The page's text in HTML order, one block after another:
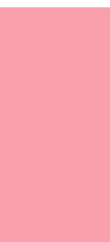
ウント
ント公式アカウント
Facebook公式アカウン
みんYouTube公式アカ